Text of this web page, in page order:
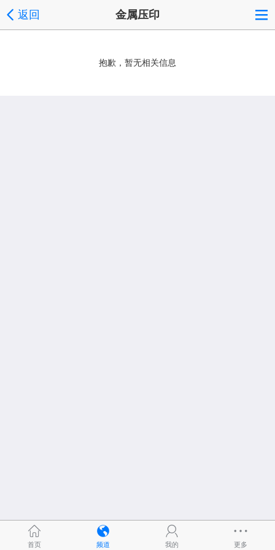
返回 金属压印
抱歉，暂无相关信息
首页 频道 我的 更多